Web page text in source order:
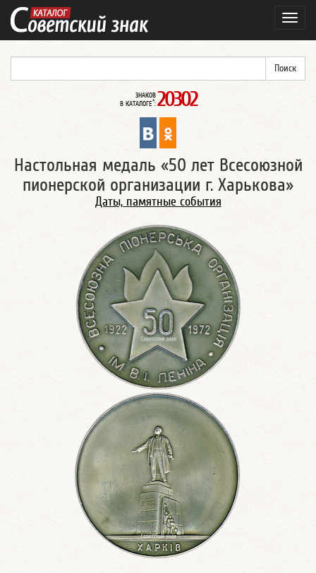
ЗНАКОВ
В КАТАЛОГЕ*: 20302
Настольная медаль «50 лет Всесоюзной
пионерской организации г. Харькова»
Даты, памятные события